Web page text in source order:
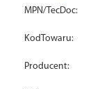
MPN/TecDoc:
KodTowaru:
Producent: